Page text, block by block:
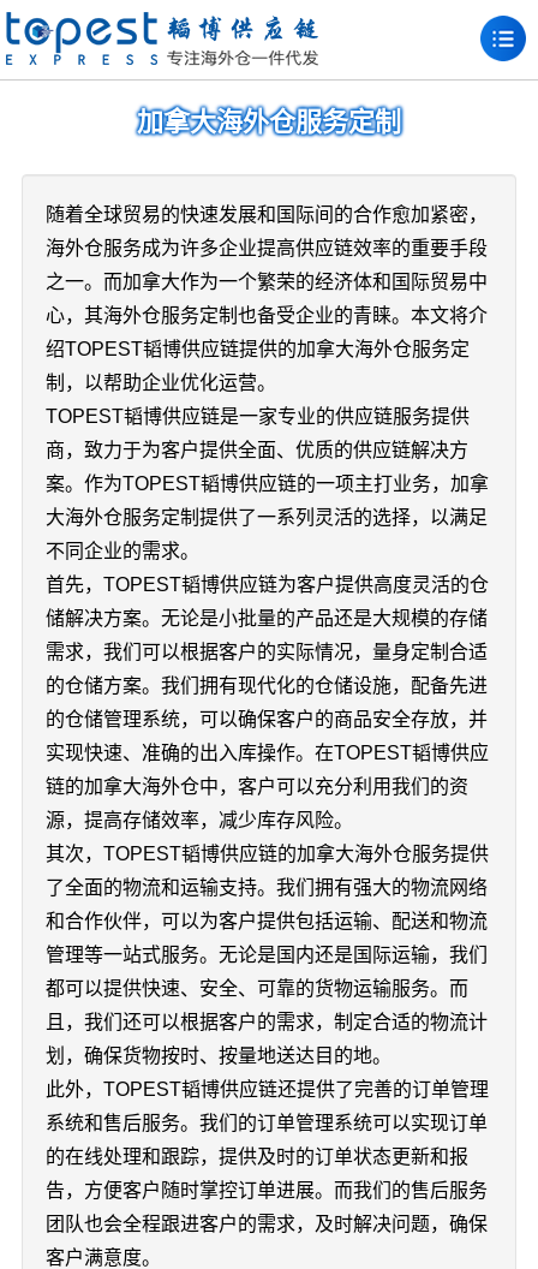
加拿大海外仓服务定制
随着全球贸易的快速发展和国际间的合作愈加紧密，
海外仓服务成为许多企业提高供应链效率的重要手段
之一。而加拿大作为一个繁荣的经济体和国际贸易中
心，其海外仓服务定制也备受企业的青睐。本文将介
绍TOPEST韬博供应链提供的加拿大海外仓服务定
制，以帮助企业优化运营。
TOPEST韬博供应链是一家专业的供应链服务提供
商，致力于为客户提供全面、优质的供应链解决方
案。作为TOPEST韬博供应链的一项主打业务，加拿
大海外仓服务定制提供了一系列灵活的选择，以满足
不同企业的需求。
首先，TOPEST韬博供应链为客户提供高度灵活的仓
储解决方案。无论是小批量的产品还是大规模的存储
需求，我们可以根据客户的实际情况，量身定制合适
的仓储方案。我们拥有现代化的仓储设施，配备先进
的仓储管理系统，可以确保客户的商品安全存放，并
实现快速、准确的出入库操作。在TOPEST韬博供应
链的加拿大海外仓中，客户可以充分利用我们的资
源，提高存储效率，减少库存风险。
其次，TOPEST韬博供应链的加拿大海外仓服务提供
了全面的物流和运输支持。我们拥有强大的物流网络
和合作伙伴，可以为客户提供包括运输、配送和物流
管理等一站式服务。无论是国内还是国际运输，我们
都可以提供快速、安全、可靠的货物运输服务。而
且，我们还可以根据客户的需求，制定合适的物流计
划，确保货物按时、按量地送达目的地。
此外，TOPEST韬博供应链还提供了完善的订单管理
系统和售后服务。我们的订单管理系统可以实现订单
的在线处理和跟踪，提供及时的订单状态更新和报
告，方便客户随时掌控订单进展。而我们的售后服务
团队也会全程跟进客户的需求，及时解决问题，确保
客户满意度。